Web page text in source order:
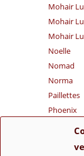
Mohair
Mohair
Mohair
Noelle
Nomad
Norma
Paillettes
Phoenix